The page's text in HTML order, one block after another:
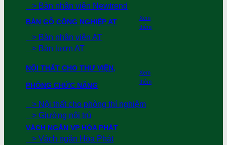
> Bàn nhân viên Newtrend
BÀN GỖ CÔNG NGHIỆP AT
Xem
thêm
> Bàn nhân viên AT
> Bàn lượn AT
NỘI THẤT CHO THƯ VIỆN,
PHÒNG CHỨC NĂNG
Xem
thêm
> Nội thất cho phòng thí nghiệm
> Giường nội trú
VÁCH NGĂN VP HÒA PHÁT
> Vách ngăn Hòa Phát